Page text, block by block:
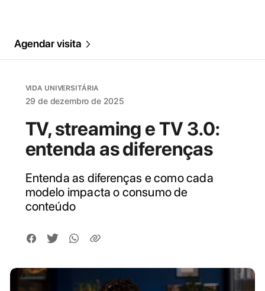
Agendar visita
VIDA UNIVERSITÁRIA
29 de dezembro de 2025
TV, streaming e TV 3.0:
entenda as diferenças
Entenda as diferenças e como cada
modelo impacta o consumo de
conteúdo